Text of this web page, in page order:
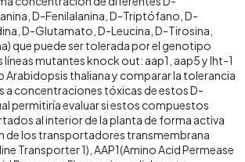
D-Fenilalanina, D-Triptófano, D-
D-Glutamato, D-Leucina, D-Tirosina,
que puede ser tolerada por el genotipo
líneas mutantes knock out: aap1, aap5 y lht-1
Arabidopsis thaliana y comparar la tolerancia
a concentraciones tóxicas de estos D-
permitiría evaluar si estos compuestos
al interior de la planta de forma activa
de los transportadores transmembrana
Transporter 1), AAP1(Amino Acid Permease